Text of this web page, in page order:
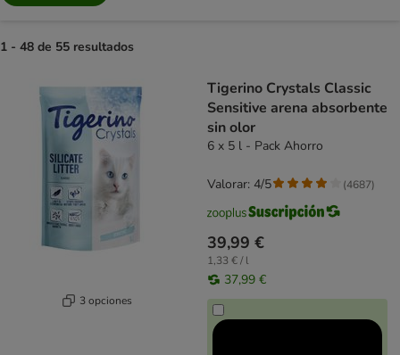
1 - 48 de 55 resultados
3 opciones
Tigerino Crystals Classic
Sensitive arena absorbente
sin olor
6 x 5 l - Pack Ahorro
39,99 €
1,33 € / l
37,99 €
Valorar: 4/5 (4687)